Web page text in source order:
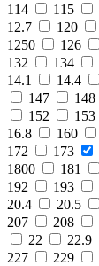
114
115
12.7
120
1250
126
132
134
14.1
14.4
147
148
152
153
16.8
160
172
173
1800
181
192
193
20.4
20.5
207
208
22
22.9
227
229